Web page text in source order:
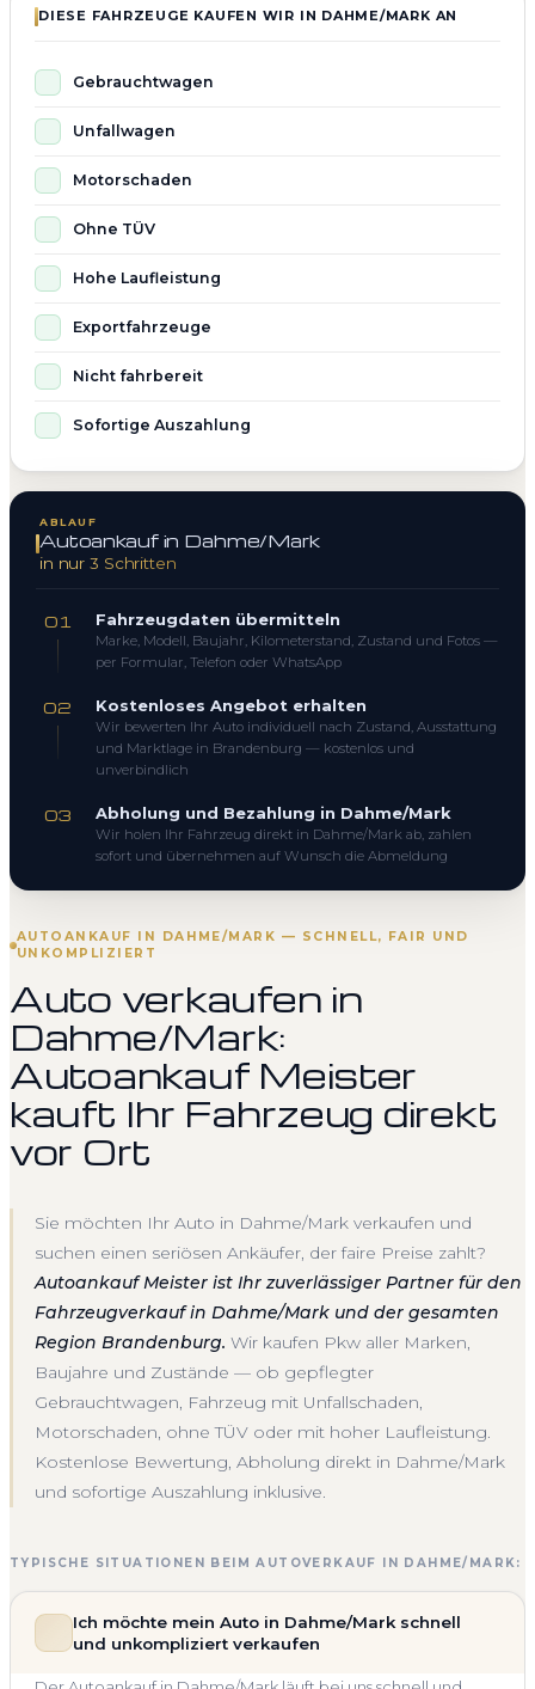
AUTOANKAUF IN DAHME/MARK — SCHNELL, FAIR UND
UNKOMPLIZIERT
Auto verkaufen in
Dahme/Mark:
Autoankauf Meister
kauft Ihr Fahrzeug direkt
vor Ort
Sie möchten Ihr Auto in Dahme/Mark verkaufen und
suchen einen seriösen Ankäufer, der faire Preise zahlt?
Autoankauf Meister ist Ihr zuverlässiger Partner für den
Fahrzeugverkauf in Dahme/Mark und der gesamten
Region Brandenburg. Wir kaufen Pkw aller Marken,
Baujahre und Zustände — ob gepflegter
Gebrauchtwagen, Fahrzeug mit Unfallschaden,
Motorschaden, ohne TÜV oder mit hoher Laufleistung.
Kostenlose Bewertung, Abholung direkt in Dahme/Mark
und sofortige Auszahlung inklusive.
TYPISCHE SITUATIONEN BEIM AUTOVERKAUF IN DAHME/MARK:
Ich möchte mein Auto in Dahme/Mark schnell
und unkompliziert verkaufen
DIESE FAHRZEUGE KAUFEN WIR IN DAHME/MARK AN
Gebrauchtwagen
Unfallwagen
Motorschaden
Ohne TÜV
Hohe Laufleistung
Exportfahrzeuge
Nicht fahrbereit
Sofortige Auszahlung
ABLAUF
Autoankauf in Dahme/Mark
in nur 3 Schritten
01 Fahrzeugdaten übermitteln
Marke, Modell, Baujahr, Kilometerstand, Zustand und Fotos —
per Formular, Telefon oder WhatsApp
02 Kostenloses Angebot erhalten
Wir bewerten Ihr Auto individuell nach Zustand, Ausstattung
und Marktlage in Brandenburg — kostenlos und
unverbindlich
03 Abholung und Bezahlung in Dahme/Mark
Wir holen Ihr Fahrzeug direkt in Dahme/Mark ab, zahlen
sofort und übernehmen auf Wunsch die Abmeldung